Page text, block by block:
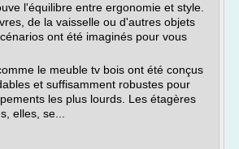
l'équilibre entre ergonomie et style.
de la vaisselle ou d'autres objets
ont été imaginés pour vous
le meuble tv bois ont été conçus
et suffisamment robustes pour
les plus lourds. Les étagères
elles, se...